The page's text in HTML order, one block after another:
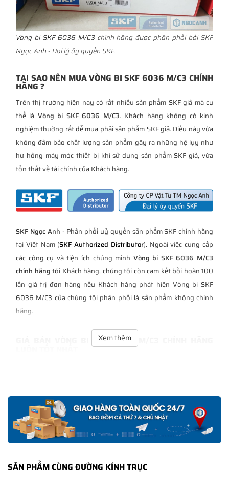
Vòng bi SKF 6036 M/C3chính hãng được phân phối bởi SKF
Ngọc Anh - Đại lý ủy quyền SKF.
TẠI SAO NÊN MUA VÒNG BI SKF 6036 M/C3 CHÍNH
HÃNG ?
Trên thị trường hiện nay có rất nhiều sản phẩm SKF giả mà cụ
thể là Vòng bi SKF 6036 M/C3. Khách hàng không có kinh
nghiệm thường rất dễ mua phải sản phẩm SKF giả. Điều này vừa
không đảm bảo chất lượng sản phẩm gây ra những hệ lụy như
hư hỏng máy móc thiết bị khi sử dụng sản phẩm SKF giả, vừa
tổn thất về tài chính của Khách hàng.
SKF Ngọc Anh - Phân phối uỷ quyền sản phẩm SKF chính hãng
tại Việt Nam (SKF Authorized Distributor). Ngoài việc cung cấp
các công cụ và tiện ích chứng minh Vòng bi SKF 6036 M/C3
chính hãngtới Khách hàng, chúng tôi còn cam kết bồi hoàn 100
lần giá trị đơn hàng nếu Khách hàng phát hiện Vòng bi SKF
6036 M/C3 của chúng tôi phân phối là sản phẩm không chính
hãng.
GIÁ BÁN VÒNG BI SKF 6036 M/C3 CHÍNH HÃNG
TạiNGOCANH.COMgiá bán Vòng bi SKF 6036 M/C3 luôn là tốt
trong suốt quá trình sử dụng các sản phẩm SKF chính hãng.
CHẾ ĐỘ BẢO HÀNH VÒNG BI SKF 6036 M/C3 CHÍNH
HÃNG
Tất cả các sản phẩm SKF chính hãng do
phối đều được bảo hành chính hãng theo đúng tiêu chuẩn bảo
Xem thêm
SẢN PHẨM CÙNG ĐƯỜNG KÍNH TRỤC